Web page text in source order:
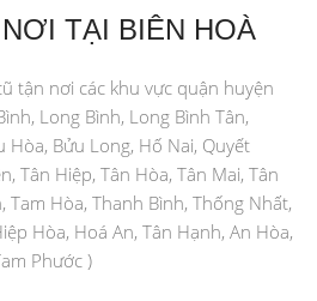
TẠI BIÊN HOÀ
tận nơi các khu vực quận huyện
Long Bình, Long Bình Tân,
Hòa, Bửu Long, Hố Nai, Quyết
Tân Hiệp, Tân Hòa, Tân Mai, Tân
Tam Hòa, Thanh Bình, Thống Nhất,
Hòa, Hoá An, Tân Hạnh, An Hòa,
Phước )